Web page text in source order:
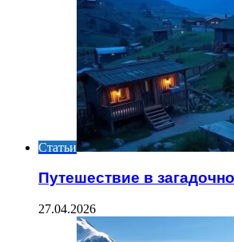
Статьи
Путешествие в
27.04.2026